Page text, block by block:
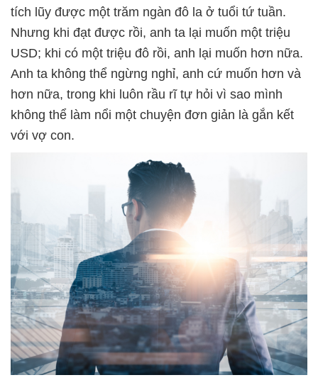
tích lũy được một trăm ngàn đô la ở tuổi tứ tuần.
Nhưng khi đạt được rồi, anh ta lại muốn một triệu
USD; khi có một triệu đô rồi, anh lại muốn hơn nữa.
Anh ta không thể ngừng nghỉ, anh cứ muốn hơn và
hơn nữa, trong khi luôn rầu rĩ tự hỏi vì sao mình
không thể làm nổi một chuyện đơn giản là gắn kết
với vợ con.